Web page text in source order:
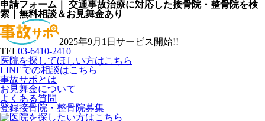
申請フォーム｜ 交通事故治療に対応した接骨院・整骨院を検
索｜無料相談＆お見舞金あり
2025年9月1日サービス開始!!
TEL03-6410-2410
医院を探してほしい方はこちら
LINEでの相談はこちら
事故サポとは
お見舞金について
よくある質問
登録接骨院・整骨院募集